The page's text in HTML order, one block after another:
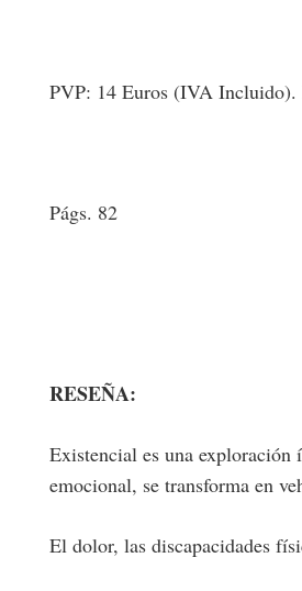
PVP: 14 Euros (IVA Incluido).
Págs. 82
RESEÑA:
Existencial es una
emocional, se transforma en
El dolor, las discapacidades